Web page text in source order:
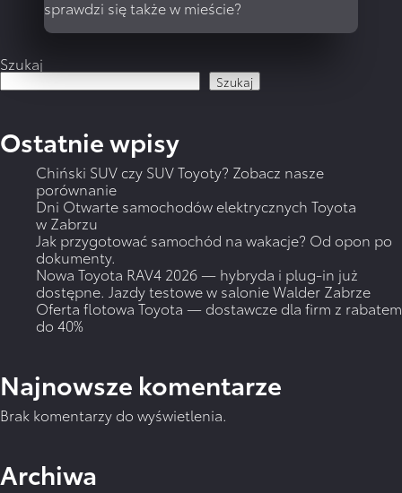
sprawdzi się także w mieście?
Szukaj
Szukaj
Ostatnie wpisy
Chiński SUV czy SUV Toyoty? Zobacz nasze
porównanie
Dni Otwarte samochodów elektrycznych Toyota
w Zabrzu
Jak przygotować samochód na wakacje? Od opon po
dokumenty.
Nowa Toyota RAV4 2026 — hybryda i plug-in już
dostępne. Jazdy testowe w salonie Walder Zabrze
Oferta flotowa Toyota — dostawcze dla firm z rabatem
do 40%
Najnowsze komentarze
Brak komentarzy do wyświetlenia.
Archiwa